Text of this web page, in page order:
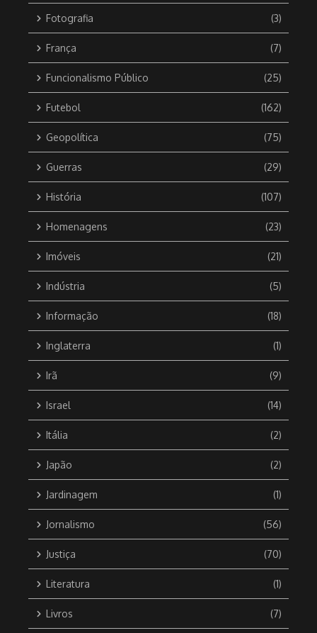
Fotografia (3)
França (7)
Funcionalismo Público (25)
Futebol (162)
Geopolítica (75)
Guerras (29)
História (107)
Homenagens (23)
Imóveis (21)
Indústria (5)
Informação (18)
Inglaterra (1)
Irã (9)
Israel (14)
Itália (2)
Japão (2)
Jardinagem (1)
Jornalismo (56)
Justiça (70)
Literatura (1)
Livros (7)